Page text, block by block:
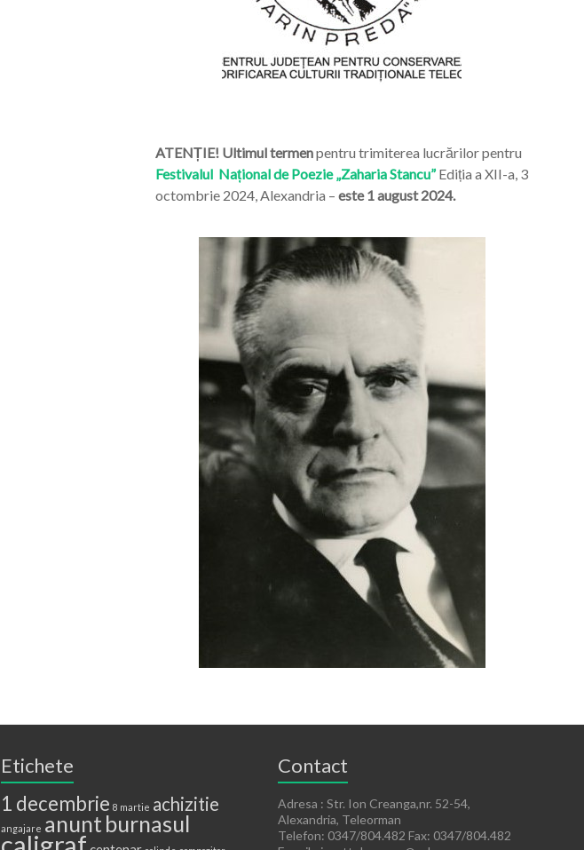
ATENȚIE! Ultimul termenpentru trimiterea lucrărilor pentru
Festivalul Național de Poezie „Zaharia Stancu” Ediția a XII-a, 3
octombrie 2024, Alexandria – este 1 august 2024.
Etichete
1 decembrie 8 martie achizitie
angajare anunt burnasul
Contact
Adresa : Str. Ion Creanga,nr. 52-54,
Alexandria, Teleorman
Telefon: 0347/804.482 Fax: 0347/804.482